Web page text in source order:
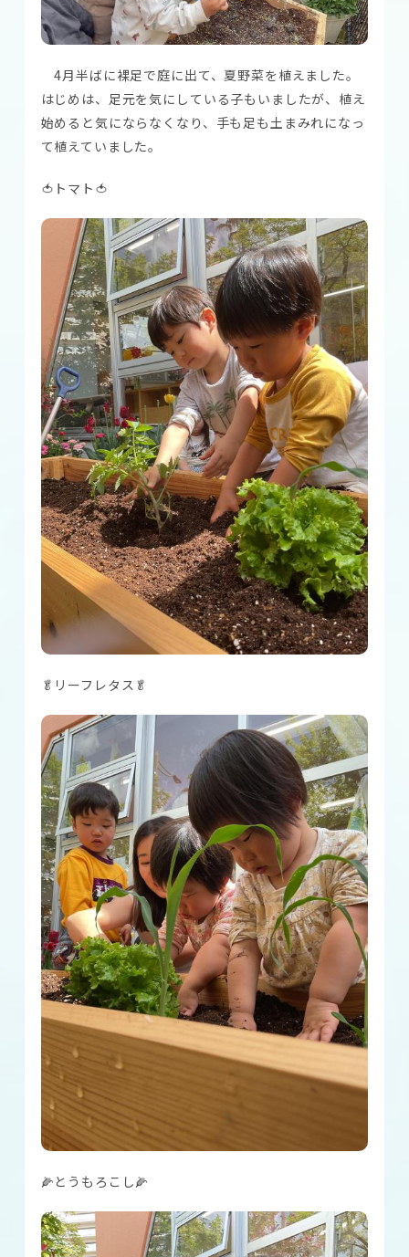
4月半ばに裸足で庭に出て、夏野菜を植えました。
はじめは、足元を気にしている子もいましたが、植え
始めると気にならなくなり、手も足も土まみれになっ
て植えていました。
🍅トマト🍅
🥬リーフレタス🥬
🌽とうもろこし🌽